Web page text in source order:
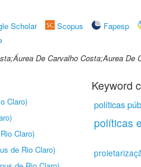
Scholar Scopus Fapesp
De Carvalho Costa;Aurea
Claro)
Claro)
de Rio Claro)
Keyword
políticas
políticas